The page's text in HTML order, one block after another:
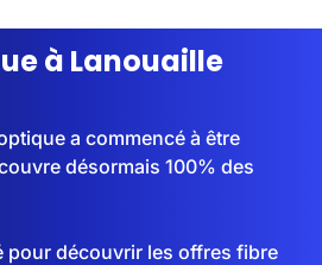
à Lanouaille
a commencé à être
désormais 100% des
pour découvrir les offres fibre